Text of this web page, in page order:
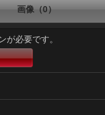
画像（0）
が必要です。